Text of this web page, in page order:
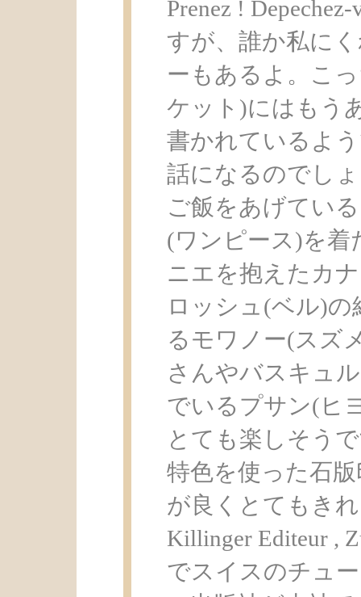
Prenez !
すが、誰か私に
ーもあるよ。こ
ケット)にはもう
書かれているよ
話になるのでし
ご飯をあげてい
(ワンピース)を着
ニエを抱えたカ
ロッシュ(ベル)
るモワノー(スズ
さんやバスキュ
でいるプサン(ヒ
とても楽しそう
特色を使った石
が良くとてもき
Killinger Editeur ,
でスイスのチュ